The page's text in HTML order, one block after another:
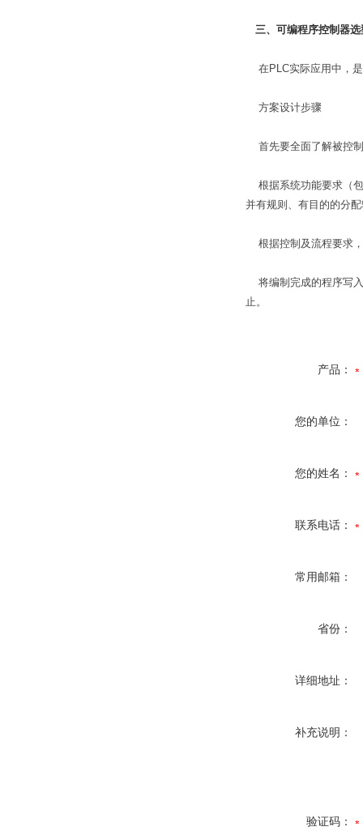
三、可编程序控制器选
在PLC实际应用中，是
方案设计步骤
首先要全面了解被控
根据系统功能要求（包
并有规则、有目的的分
根据控制及流程要求，
将编制完成的程序写入
止。
产品：
您的单位：
您的姓名：
联系电话：
常用邮箱：
省份：
详细地址：
补充说明：
验证码：